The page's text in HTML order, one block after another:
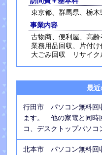
東京都、群馬県、栃木
事業内容
古物商、便利屋、高
業務用品回収、片付
大ごみ回収 リサイ
最近
行田市 パソコン無料回
ます。 他の家電と同時
コ、デスクトップパソコ
北本市 パソコン無料回